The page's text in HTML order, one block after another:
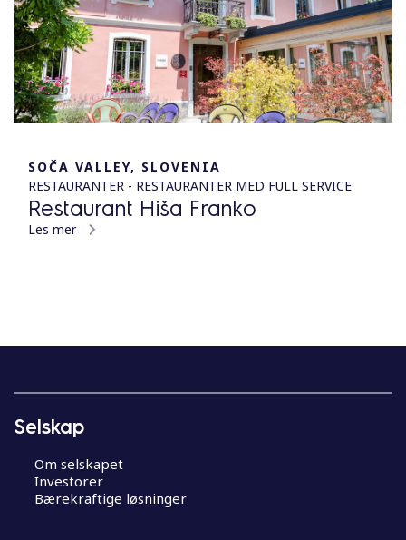
SOČA VALLEY, SLOVENIA
RESTAURANTER - RESTAURANTER MED FULL SERVICE
Restaurant Hiša Franko
Les mer
Selskap
Om selskapet
Investorer
Bærekraftige løsninger